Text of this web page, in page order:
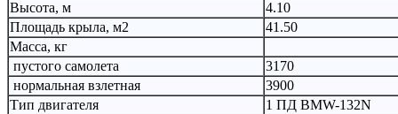
Высота, м
4.10
Площадь крыла, м2
41.50
Масса, кг
пустого самолета
3170
нормальная взлетная
3900
Тип двигателя
1 ПД BMW-132N